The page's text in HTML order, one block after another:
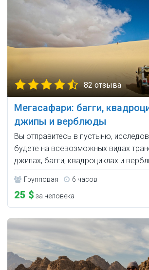
82 отзыва
Мегасафари: багги,
джипы и верблюды
Вы отправитесь в пустыню,
будете на всевозможных видах
джипах, багги, квадроциклах и
Групповая 6 часов
25 $ за человека